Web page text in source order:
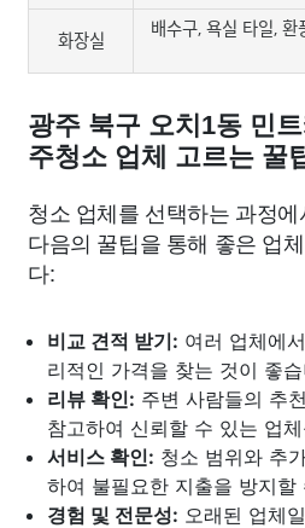
화장실
배수구, 욕실 타일,
광주 북구 오치1동 민
주청소 업체 고르는 꿀
청소 업체를 선택하는 과정
다음의 꿀팁을 통해 좋은 업
다:
비교 견적 받기: 여러 업체에
리적인 가격을 찾는 것이 좋
리뷰 확인: 주변 사람들의 추
참고하여 신뢰할 수 있는 업
서비스 확인: 청소 범위와 추
하여 불필요한 지출을 방지할
경험 및 전문성: 오래된 업체